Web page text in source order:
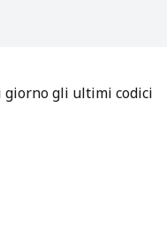
giorno gli ultimi codici